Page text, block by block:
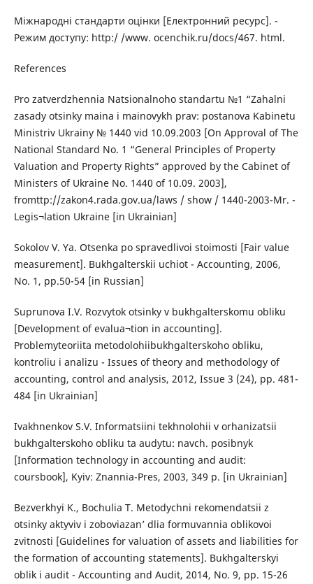
Міжнародні стандарти оцінки [Електронний ресурс]. -
Режим доступу: http:/ /www. ocenchik.ru/docs/467. html.
References
Pro zatverdzhennia Natsionalnoho standartu №1 “Zahalni
zasady otsinky maina i mainovykh prav: postanova Kabinetu
Ministriv Ukrainy № 1440 vid 10.09.2003 [On Approval of The
National Standard No. 1 “General Principles of Property
Valuation and Property Rights” approved by the Cabinet of
Ministers of Ukraine No. 1440 of 10.09. 2003],
fromttp://zakon4.rada.gov.ua/laws / show / 1440-2003-Mr. -
Legis¬lation Ukraine [in Ukrainian]
Sokolov V. Ya. Otsenka po spravedlivoi stoimosti [Fair value
measurement]. Bukhgalterskii uchiot - Accounting, 2006,
No. 1, pp.50-54 [in Russian]
Suprunova I.V. Rozvytok otsinky v bukhgalterskomu obliku
[Development of evalua¬tion in accounting].
Problemyteoriita metodolohiibukhgalterskoho obliku,
kontroliu i analizu - Issues of theory and methodology of
accounting, control and analysis, 2012, Issue 3 (24), pp. 481-
484 [in Ukrainian]
Ivakhnenkov S.V. Informatsiini tekhnolohii v orhanizatsii
bukhgalterskoho obliku ta audytu: navch. posibnyk
[Information technology in accounting and audit:
coursbook], Kyiv: Znannia-Pres, 2003, 349 p. [in Ukrainian]
Bezverkhyi K., Bochulia T. Metodychni rekomendatsii z
otsinky aktyviv i zoboviazan’ dlia formuvannia oblikovoi
zvitnosti [Guidelines for valuation of assets and liabilities for
the formation of accounting statements]. Bukhgalterskyi
oblik i audit - Accounting and Audit, 2014, No. 9, pp. 15-26